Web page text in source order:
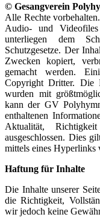
© Gesangverein
Alle Rechte
Audio- und
unterliegen dem
Schutzgesetze. Der
Zwecken kopiert,
gemacht werden.
Copyright Dritter. Die
wurden mit
kann der GV
enthaltenen
Aktualität,
ausgeschlossen. Dies
mittels eines Hyperlinks
Haftung für Inhalte
Die Inhalte unserer
die Richtigkeit,
wir jedoch keine